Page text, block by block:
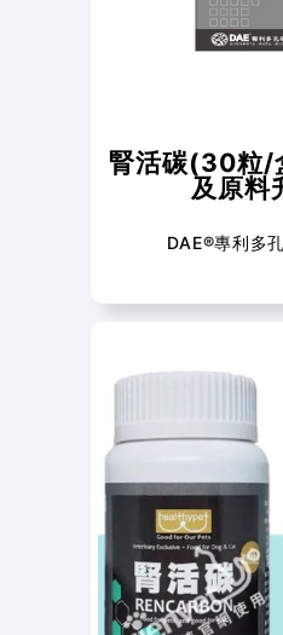
腎活碳(30粒/
及原料
DAE®專利多